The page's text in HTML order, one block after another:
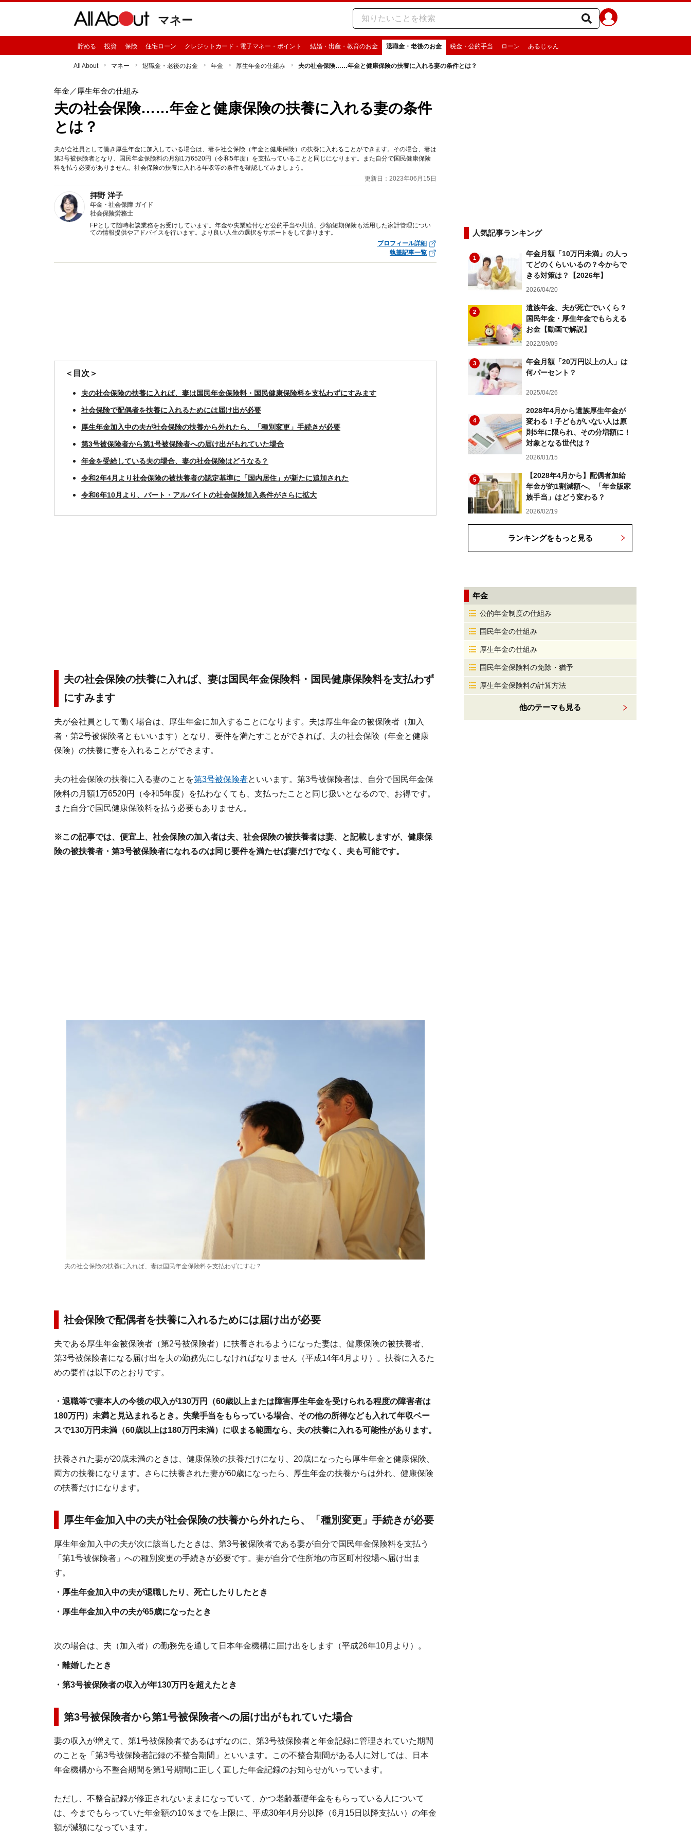
マネー
貯める 投資 保険 住宅ローン クレジットカード・電子マネー・ポイント 結婚・出産・教育のお金 退職金・老後のお金 税金・公的手当 ローン あるじゃん
All About マネー 退職金・老後のお金 年金 厚生年金の仕組み 夫の社会保険……年金と健康保険の扶養に入れる妻の条件とは？
年金 ／厚生年金の仕組み
夫の社会保険……年金と健康保険の扶養に入れる妻の条件
とは？
夫が会社員として働き厚生年金に加入している場合は、妻を社会保険（年金と健康保険）の扶養に入れることができます。その場合、妻は
第3号被保険者となり、国民年金保険料の月額1万6520円（令和5年度）を支払っていることと同じになります。また自分で国民健康保険
料を払う必要がありません。社会保険の扶養に入れる年収等の条件を確認してみましょう。
更新日：2023年06月15日
拝野 洋子
年金・社会保障 ガイド
社会保険労務士
FPとして随時相談業務をお受けしています。年金や失業給付など公的手当や共済、少額短期保険も活用した家計管理につい
ての情報提供やアドバイスを行います。より良い人生の選択をサポートをして参ります。
プロフィール詳細
執筆記事一覧
＜目次＞
夫の社会保険の扶養に入れば、妻は国民年金保険料・国民健康保険料を支払わずにすみます
社会保険で配偶者を扶養に入れるためには届け出が必要
厚生年金加入中の夫が社会保険の扶養から外れたら、「種別変更」手続きが必要
第3号被保険者から第1号被保険者への届け出がもれていた場合
年金を受給している夫の場合、妻の社会保険はどうなる？
令和2年4月より社会保険の被扶養者の認定基準に「国内居住」が新たに追加された
令和6年10月より、パート・アルバイトの社会保険加入条件がさらに拡大
夫の社会保険の扶養に入れば、妻は国民年金保険料・国民健康保険料を支払わず
にすみます
夫が会社員として働く場合は、厚生年金に加入することになります。夫は厚生年金の被保険者（加入
者・第2号被保険者ともいいます）となり、要件を満たすことができれば、夫の社会保険（年金と健康
保険）の扶養に妻を入れることができます。
夫の社会保険の扶養に入る妻のことを第3号被保険者といいます。第3号被保険者は、自分で国民年金保
険料の月額1万6520円（令和5年度）を払わなくても、支払ったことと同じ扱いとなるので、お得です。
また自分で国民健康保険料を払う必要もありません。
※この記事では、便宜上、社会保険の加入者は夫、社会保険の被扶養者は妻、と記載しますが、健康保
険の被扶養者・第3号被保険者になれるのは同じ要件を満たせば妻だけでなく、夫も可能です。
夫の社会保険の扶養に入れば、妻は国民年金保険料を支払わずにすむ？
社会保険で配偶者を扶養に入れるためには届け出が必要
夫である厚生年金被保険者（第2号被保険者）に扶養されるようになった妻は、健康保険の被扶養者、
第3号被保険者になる届け出を夫の勤務先にしなければなりません（平成14年4月より）。扶養に入るた
めの要件は以下のとおりです。
・退職等で妻本人の今後の収入が130万円（60歳以上または障害厚生年金を受けられる程度の障害者は
180万円）未満と見込まれるとき。失業手当をもらっている場合、その他の所得なども入れて年収ベー
スで130万円未満（60歳以上は180万円未満）に収まる範囲なら、夫の扶養に入れる可能性があります。
扶養された妻が20歳未満のときは、健康保険の扶養だけになり、20歳になったら厚生年金と健康保険、
両方の扶養になります。さらに扶養された妻が60歳になったら、厚生年金の扶養からは外れ、健康保険
の扶養だけになります。
厚生年金加入中の夫が社会保険の扶養から外れたら、「種別変更」手続きが必要
厚生年金加入中の夫が次に該当したときは、第3号被保険者である妻が自分で国民年金保険料を支払う
「第1号被保険者」への種別変更の手続きが必要です。妻が自分で住所地の市区町村役場へ届け出ま
す。
・厚生年金加入中の夫が退職したり、死亡したりしたとき
・厚生年金加入中の夫が65歳になったとき
次の場合は、夫（加入者）の勤務先を通して日本年金機構に届け出をします（平成26年10月より）。
・離婚したとき
・第3号被保険者の収入が年130万円を超えたとき
第3号被保険者から第1号被保険者への届け出がもれていた場合
妻の収入が増えて、第1号被保険者であるはずなのに、第3号被保険者と年金記録に管理されていた期間
のことを「第3号被保険者記録の不整合期間」といいます。この不整合期間がある人に対しては、日本
年金機構から不整合期間を第1号期間に正しく直した年金記録のお知らせがいっています。
ただし、不整合記録が修正されないままになっていて、かつ老齢基礎年金をもらっている人について
は、今までもらっていた年金額の10％までを上限に、平成30年4月分以降（6月15日以降支払い）の年金
額が減額になっています。
人気記事ランキング
1
年金月額「10万円未満」の人っ
てどのくらいいるの？今からで
きる対策は？【2026年】
2026/04/20
2
遺族年金、夫が死亡でいくら？
国民年金・厚生年金でもらえる
お金【動画で解説】
2022/09/09
3
年金月額「20万円以上の人」は
何パーセント？
2025/04/26
4
2028年4月から遺族厚生年金が
変わる！子どもがいない人は原
則5年に限られ、その分増額に！
対象となる世代は？
2026/01/15
5
【2028年4月から】配偶者加給
年金が約1割減額へ。「年金版家
族手当」はどう変わる？
2026/02/19
ランキングをもっと見る
年金
公的年金制度の仕組み
国民年金の仕組み
厚生年金の仕組み
国民年金保険料の免除・猶予
厚生年金保険料の計算方法
他のテーマも見る